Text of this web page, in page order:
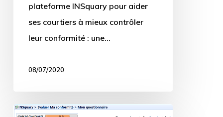
plateforme INSquary pour aider
ses courtiers à mieux contrôler
leur conformité : une…
08/07/2020
INSquary